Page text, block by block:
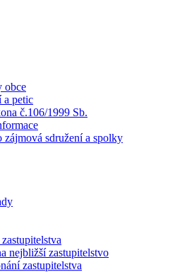
obce
a petic
č.106/1999 Sb.
zájmová sdružení a spolky
nejbližší zastupitelstvo
zastupitelstva